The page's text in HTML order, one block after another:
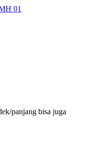
panjang bisa juga